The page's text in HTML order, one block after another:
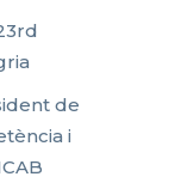
de
i